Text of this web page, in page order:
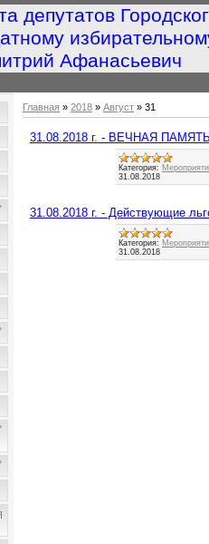
депутатов
Афанасьевич
Главная » 2018 » Август » 31
31.08.2018 г. - ВЕЧНАЯ
Категория:
31.08.2018
31.08.2018 г. - Действующие
Категория:
31.08.2018